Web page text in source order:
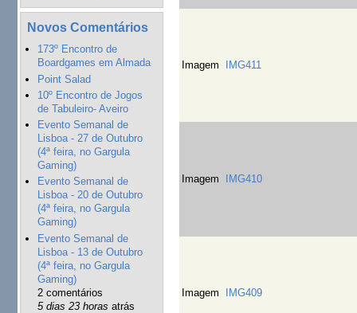
Novos Comentários
173º Encontro de
Boardgames em Almada
Point Salad
10º Encontro de Jogos
de Tabuleiro- Aveiro
Evento Semanal de
Lisboa - 27 de Outubro
(4ª feira, no Gargula
Gaming)
Evento Semanal de
Lisboa - 20 de Outubro
(4ª feira, no Gargula
Gaming)
Evento Semanal de
Lisboa - 13 de Outubro
(4ª feira, no Gargula
Gaming)
2 comentários
5 dias 23 horas atrás
Imagem IMG411
Imagem IMG410
Imagem IMG409